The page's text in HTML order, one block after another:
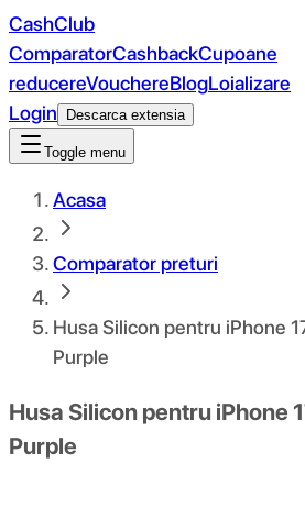
CashClub
ComparatorCashbackCupoane
reducereVouchereBlogLoializare
Login
Descarca extensia
Toggle menu
Acasa
Comparator preturi
Husa Silicon pentru iPhone
Purple
Husa Silicon pentru iPhone
Purple